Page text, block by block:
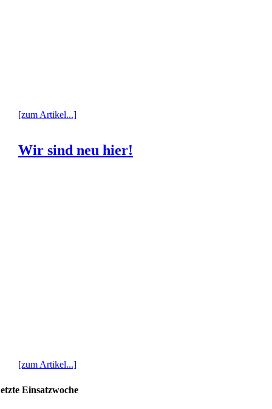
[zum Artikel...]
Wir sind neu hier!
[zum Artikel...]
Einsatzwoche